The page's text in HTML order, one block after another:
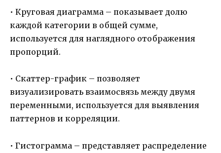
• Круговая диаграмма – показывает долю
каждой категории в общей сумме,
используется для наглядного отображения
пропорций.
• Скаттер-график – позволяет
визуализировать взаимосвязь между двумя
переменными, используется для выявления
паттернов и корреляции.
• Гистограмма – представляет распределение